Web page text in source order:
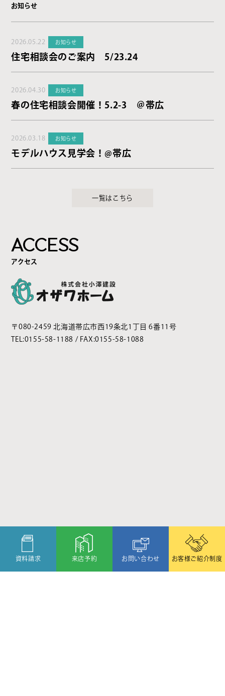
資料請求 来店予約 お問い合わせ お客様ご紹介制度
お知らせ
2026.05.22 お知らせ
住宅相談会のご案内 5/23.24
2026.04.30 お知らせ
春の住宅相談会開催！5.2-3 ＠帯広
2026.03.18 お知らせ
モデルハウス見学会！@帯広
一覧はこちら
ACCESS
アクセス
〒080-2459 北海道帯広市西19条北1丁目 6番11号
TEL:0155-58-1188 / FAX:0155-58-1088